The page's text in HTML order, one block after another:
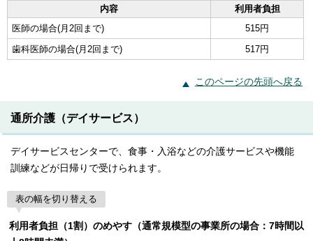
内容
利用者負担
医師の場合(月2回まで)
515円
歯科医師の場合(月2回まで)
517円
このページの先頭へ戻る
通所介護（デイサービス）
デイサービスセンターで、食事・入浴などの介護サービスや機能
訓練などが日帰りで受けられます。
表の幅を切り替える
利用者負担（1割）のめやす（通常規模型の事業所の場合：7時間以